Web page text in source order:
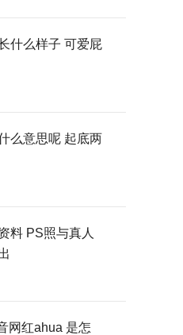
什么样子 可爱屁
么意思呢 起底两
料 PS照与真人
网红ahua 是怎